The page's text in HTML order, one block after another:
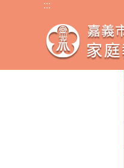
跳到主要內容區塊
:::